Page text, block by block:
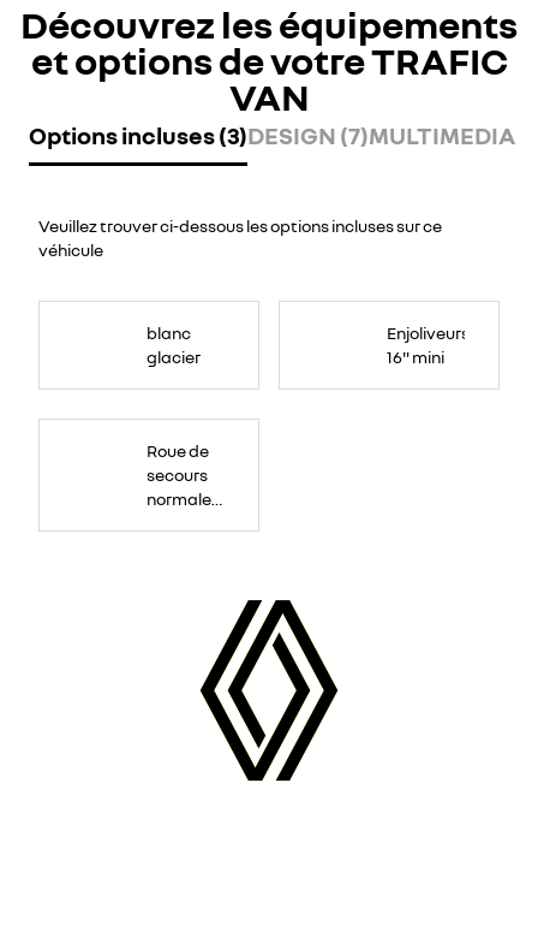
Découvrez les équipements
et options de votre TRAFIC
VAN
Options incluses (3)DESIGN (7)MULTIMEDIA
Veuillez trouver ci-dessous les options incluses sur ce
véhicule
blanc
glacier
Enjoliveurs
16" mini
Roue de
secours
normale